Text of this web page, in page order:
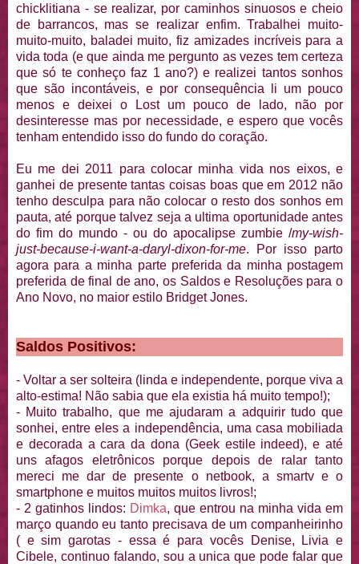
chicklitiana - se realizar, por caminhos sinuosos e cheio
de barrancos, mas se realizar enfim. Trabalhei muito-
muito-muito, baladei muito, fiz amizades incríveis para a
vida toda (e que ainda me pergunto as vezes tem certeza
que só te conheço faz 1 ano?) e realizei tantos sonhos
que são incontáveis, e por consequência li um pouco
menos e deixei o Lost um pouco de lado, não por
desinteresse mas por necessidade, e espero que vocês
tenham entendido isso do fundo do coração.
Eu me dei 2011 para colocar minha vida nos eixos, e
ganhei de presente tantas coisas boas que em 2012 não
tenho desculpa para não colocar o resto dos sonhos em
pauta, até porque talvez seja a ultima oportunidade antes
do fim do mundo - ou do apocalipse zumbie /my-wish-
just-because-i-want-a-daryl-dixon-for-me. Por isso parto
agora para a minha parte preferida da minha postagem
preferida de final de ano, os Saldos e Resoluções para o
Ano Novo, no maior estilo Bridget Jones.
Saldos Positivos:
- Voltar a ser solteira (linda e independente, porque viva a
alto-estima! Não sabia que ela existia há muito tempo!);
- Muito trabalho, que me ajudaram a adquirir tudo que
sonhei, entre eles a independência, uma casa mobiliada
e decorada a cara da dona (Geek estile indeed), e até
uns afagos eletrônicos porque depois de ralar tanto
mereci me dar de presente o netbook, a smartv e o
smartphone e muitos muitos muitos livros!;
- 2 gatinhos lindos: Dimka, que entrou na minha vida em
março quando eu tanto precisava de um companheirinho
( e sim garotas - essa é para vocês Denise, Livia e
Cibele, continuo falando, sou a unica que pode falar que